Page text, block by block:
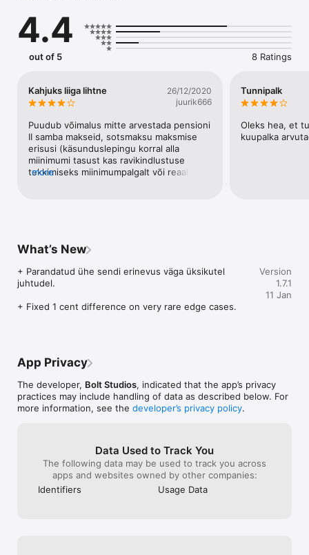
Icon made by Roundicons from www.flaticon.com
4.4
out of 5 8 Ratings
Kahjuks liiga lihtne
26/12/2020
juurik666
Puudub võimalus mitte arvestada pensioni
II samba makseid, sotsmaksu maksmise
erisusi (käsunduslepingu korral alla
miinimumi tasust kas ravikindlustuse
tekkimiseks miinimumpalgalt või reaalselt
more
Tunnipalk
Oleks hea, et
kuupalka
What’s New
+ Parandatud ühe sendi erinevus väga üksikutel
juhtudel.
+ Fixed 1 cent difference on very rare edge cases.
Version
1.7.1
11 Jan
App Privacy
The developer, Bolt Studios, indicated that the app’s privacy
practices may include handling of data as described below. For
more information, see the developer’s privacy policy.
Data Used to Track You
The following data may be used to track you across
apps and websites owned by other companies:
Identifiers
Usage Data